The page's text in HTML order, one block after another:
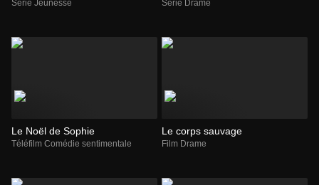
Série Jeunesse Série Drame
Le Noël de Sophie
Téléfilm Comédie sentimentale
Le corps sauvage
Film Drame